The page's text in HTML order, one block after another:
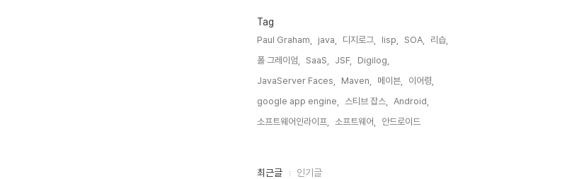
Tag
Paul Graham, java, 디지로그, lisp, SOA,
리습,
폴 그레이엄,
SaaS, JSF,
Digilog,
JavaServer Faces,
Maven, 메이븐,
이어령,
google app engine,
스티브 잡스,
Android,
소프트웨어인라이프,
소프트웨어, 안드로이드,
최
최근글 인기글